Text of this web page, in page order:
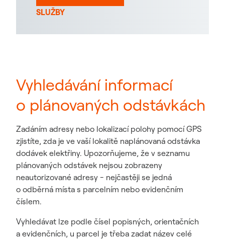
SLUŽBY
Vyhledávání informací
o plánovaných odstávkách
Zadáním adresy nebo lokalizací polohy pomocí GPS
zjistíte, zda je ve vaší lokalitě naplánovaná odstávka
dodávek elektřiny. Upozorňujeme, že v seznamu
plánovaných odstávek nejsou zobrazeny
neautorizované adresy - nejčastěji se jedná
o odběrná místa s parcelním nebo evidenčním
číslem.
Vyhledávat lze podle čísel popisných, orientačních
a evidenčních, u parcel je třeba zadat název celé